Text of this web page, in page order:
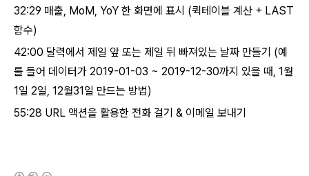
32:29 매출, MoM, YoY 한 화면에 표시 (퀵테이블 계산 + LAST
함수)
42:00 달력에서 제일 앞 또는 제일 뒤 빠져있는 날짜 만들기 (예
를 들어 데이터가 2019-01-03 ~ 2019-12-30까지 있을 때, 1월
1일 2일, 12월31일 만드는 방법)
55:28 URL 액션을 활용한 전화 걸기 & 이메일 보내기